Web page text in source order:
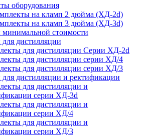
оборудования
на кламп 2 дюйма (ХД-2d)
на кламп 3 дюйма (ХД-3d)
стоимости
дистилляции
для дистилляции Серии ХД-2d
для дистилляции серии ХД/4
для дистилляции серии ХД/3
дистилляции и ректификации
для дистилляции и
серии ХД-3d
для дистилляции и
серии ХД/4
для дистилляции и
серии ХД/3